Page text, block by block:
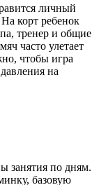
личный
корт ребенок
тренер и общие
часто улетает
чтобы игра
на
занятия по дням.
базовую